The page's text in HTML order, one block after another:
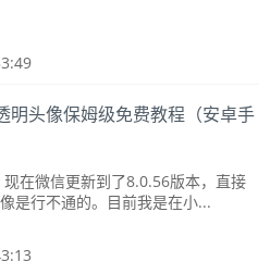
明头像保姆级免费教程（安卓手
在微信更新到了8.0.56版本，直接
是行不通的。目前我是在小...